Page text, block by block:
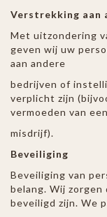
Verstrekking aan
Met uitzondering
geven wij uw
aan andere
bedrijven of
verplicht zijn
vermoeden van een
misdrijf).
Beveiliging
Beveiliging van
belang. Wij zorgen
beveiligd zijn. We